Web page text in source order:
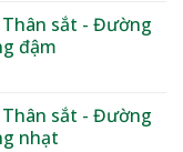
sắt - Đường
đậm
sắt - Đường
nhạt